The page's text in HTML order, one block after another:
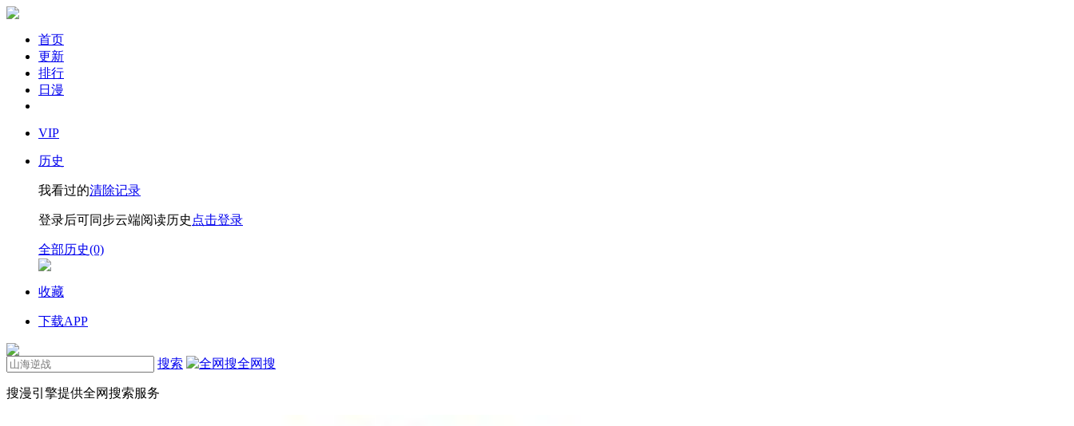
首页
更新
排行
日漫
VIP
历史
我看过的清除记录
登录后可同步云端阅读历史 点击登录
全部历史(0)
收藏
下载APP
搜索 全网搜
搜漫引擎提供全网搜索服务